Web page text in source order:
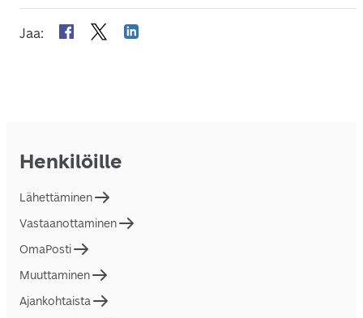
Jaa:
Henkilöille
Lähettäminen
Vastaanottaminen
OmaPosti
Muuttaminen
Ajankohtaista